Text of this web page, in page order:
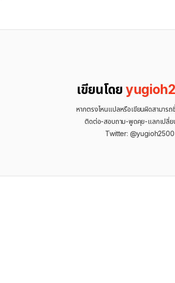
เขียนโดย
หากตรงไหนแปลหรือเขียนผิดสามารถ
ติดต่อ-สอบถาม-พูดคุย-แลกเปลี่ย
Twitter: @yugioh2500